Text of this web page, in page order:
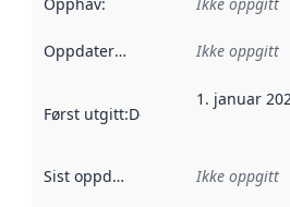
Oppdateringsfrekvens :
Ikke oppgitt
Først utgitt:Denne datoen sier
1. januar
Sist oppdatert Ikke oppgitt